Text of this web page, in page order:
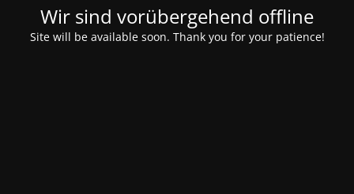
Wir sind vorübergehend offline
Site will be available soon. Thank you for your patience!